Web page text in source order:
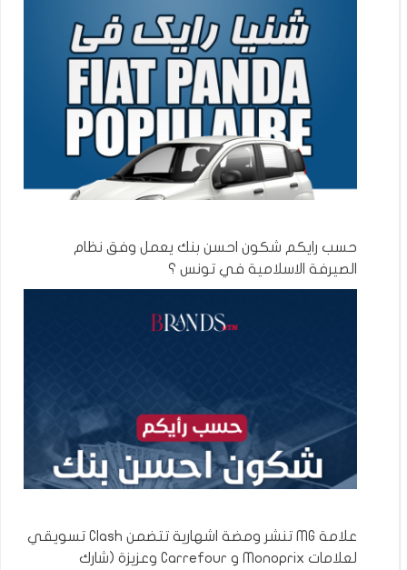
حسب رايكم شكون احسن بنك يعمل وفق نظام
الصيرفة الاسلامية في تونس ؟
علامة MG تنشر ومضة اشهارية تتضمن Clash تسويقي
لعلامات Monoprix و Carrefour وعزيزة (شارك